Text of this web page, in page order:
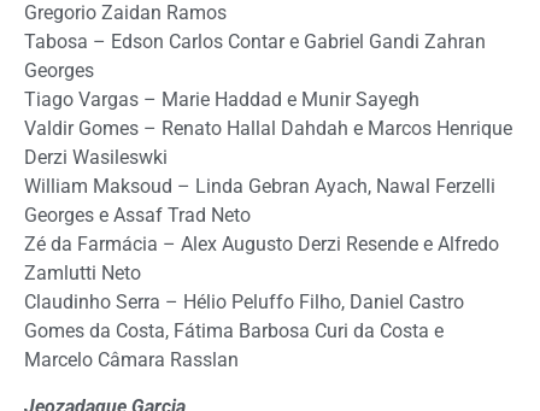
Gregorio Zaidan Ramos
Tabosa – Edson Carlos Contar e Gabriel Gandi Zahran
Georges
Tiago Vargas – Marie Haddad e Munir Sayegh
Valdir Gomes – Renato Hallal Dahdah e Marcos Henrique
Derzi Wasileswki
William Maksoud – Linda Gebran Ayach, Nawal Ferzelli
Georges e Assaf Trad Neto
Zé da Farmácia – Alex Augusto Derzi Resende e Alfredo
Zamlutti Neto
Claudinho Serra – Hélio Peluffo Filho, Daniel Castro
Gomes da Costa, Fátima Barbosa Curi da Costa e
Marcelo Câmara Rasslan